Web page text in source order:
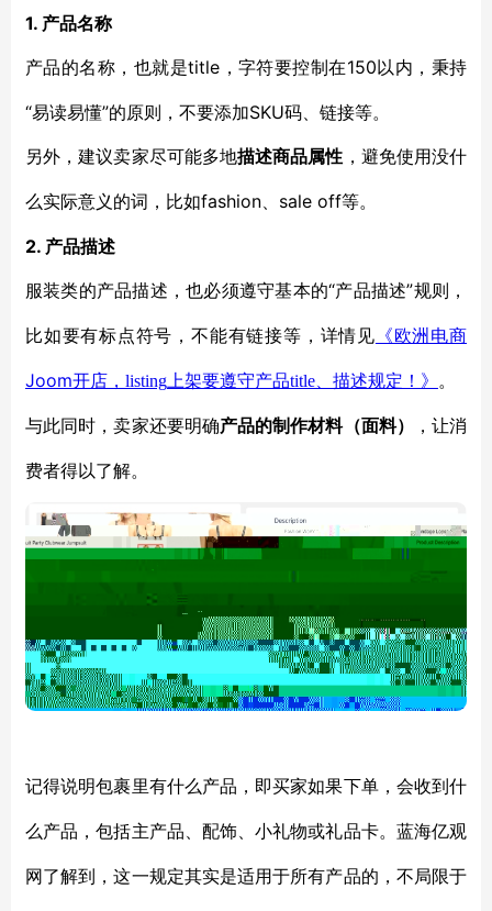
1. 产品名称
产品的名称，也就是title，字符要控制在150以内，秉持
“易读易懂”的原则，不要添加SKU码、链接等。
另外，建议卖家尽可能多地描述商品属性 ，避免使用没什
么实际意义的词，比如fashion、sale off等。
2. 产品描述
服装类的产品描述，也必须遵守基本的“产品描述”规则，
比如要有标点符号，不能有链接等，详情见 《欧洲电商
Joom开店， listing 上架要遵守产品title 、描述规定！》 。
与此同时，卖家还要明确产品的制作材料（面料） ，让消
费者得以了解。
记得说明包裹里有什么产品，即买家如果下单，会收到什
么产品，包括主产品、配饰、小礼物或礼品卡。蓝海亿观
网了解到，这一规定其实是适用于所有产品的，不局限于